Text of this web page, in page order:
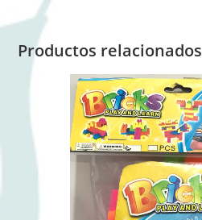
Productos relacionados